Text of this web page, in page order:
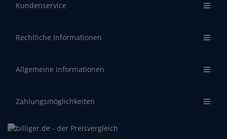
Kundenservice
Rechtliche Informationen
Allgemeine Informationen
Zahlungsmöglichkeiten